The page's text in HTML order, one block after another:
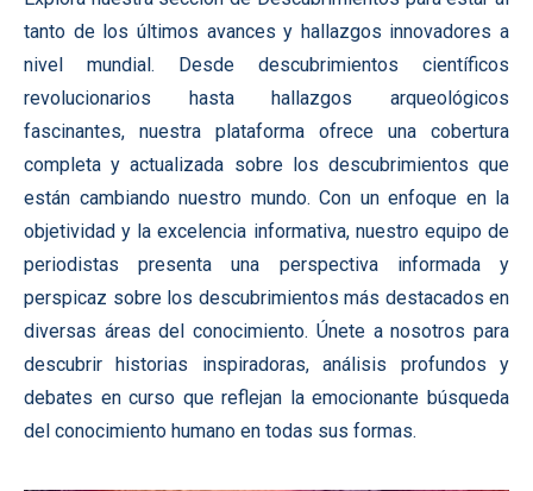
tanto de los últimos avances y hallazgos innovadores a
nivel mundial. Desde descubrimientos científicos
revolucionarios hasta hallazgos arqueológicos
fascinantes, nuestra plataforma ofrece una cobertura
completa y actualizada sobre los descubrimientos que
están cambiando nuestro mundo. Con un enfoque en la
objetividad y la excelencia informativa, nuestro equipo de
periodistas presenta una perspectiva informada y
perspicaz sobre los descubrimientos más destacados en
diversas áreas del conocimiento. Únete a nosotros para
descubrir historias inspiradoras, análisis profundos y
debates en curso que reflejan la emocionante búsqueda
del conocimiento humano en todas sus formas.